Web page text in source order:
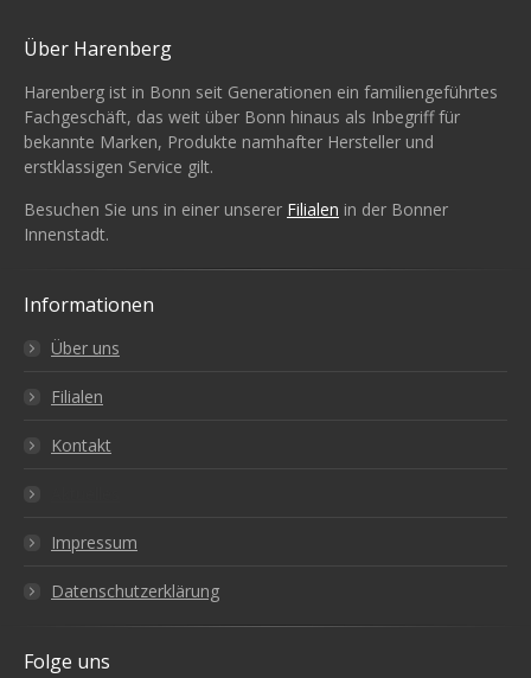
Über Harenberg
Harenberg ist in Bonn seit Generationen ein familiengeführtes
Fachgeschäft, das weit über Bonn hinaus als Inbegriff für
bekannte Marken, Produkte namhafter Hersteller und
erstklassigen Service gilt.
Besuchen Sie uns in einer unserer Filialen in der Bonner
Innenstadt.
Informationen
Über uns
Filialen
Kontakt
Impressum
Datenschutzerklärung
Folge uns